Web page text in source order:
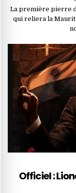
La première pierre
qui reliera la
Officiel :